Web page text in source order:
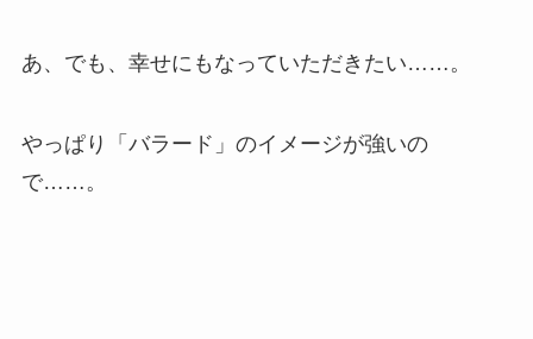
あ、でも、幸せにもなっていただきたい……。
やっぱり「バラード」のイメージが強いの
で……。